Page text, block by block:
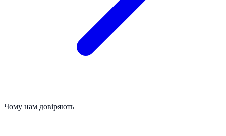
Чому нам довіряють